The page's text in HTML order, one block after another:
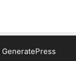
GeneratePress